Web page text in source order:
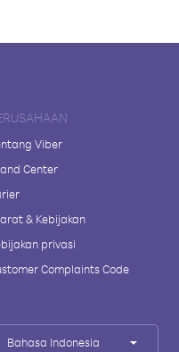
Viber
Center
& Kebijakan
privasi
Complaints Code
Bahasa Indonesia